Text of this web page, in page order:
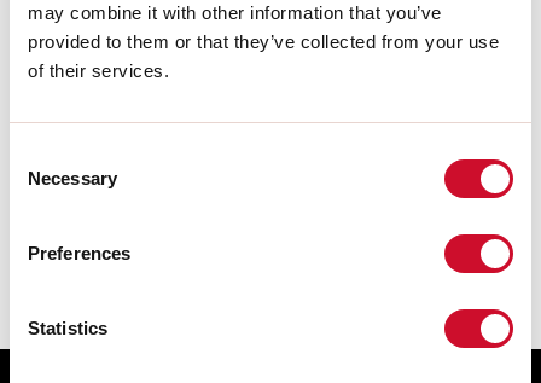
may combine it with other information that you’ve
provided to them or that they’ve collected from your use
of their services.
Selection
Necessary
Preferences
Statistics
INSTRUCCIONES DE MONTAJE
FICHA DE DATOS